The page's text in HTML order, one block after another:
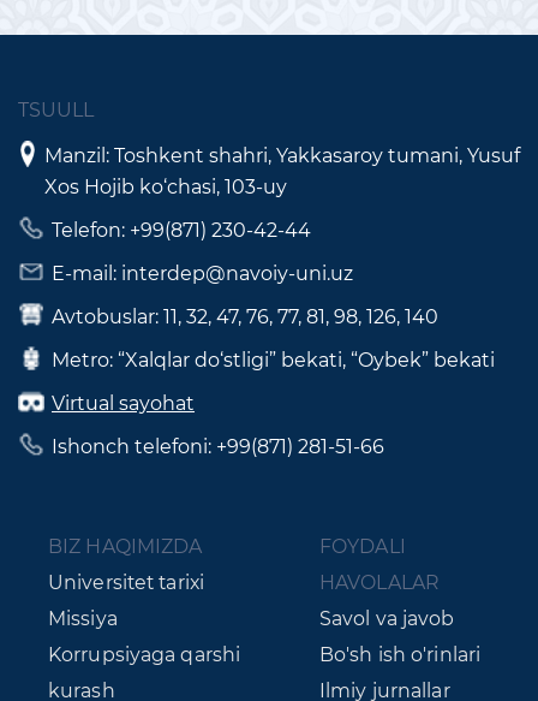
TSUULL
Manzil: Toshkent shahri, Yakkasaroy tumani, Yusuf
Xos Hojib ko‘chasi, 103-uy
Telefon: +99(871) 230-42-44
E-mail: interdep@navoiy-uni.uz
Avtobuslar: 11, 32, 47, 76, 77, 81, 98, 126, 140
Metro: “Xalqlar do‘stligi” bekati, “Oybek” bekati
Virtual sayohat
Ishonch telefoni: +99(871) 281-51-66
BIZ HAQIMIZDA
Universitet tarixi
Missiya
Korrupsiyaga qarshi
kurash
FOYDALI
HAVOLALAR
Savol va javob
Bo'sh ish o'rinlari
Ilmiy jurnallar